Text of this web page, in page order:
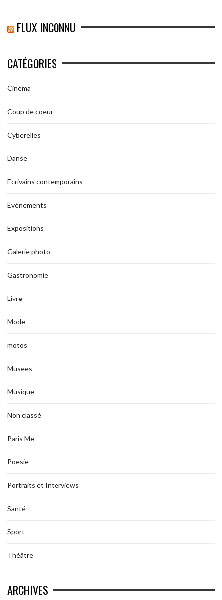
FLUX INCONNU
CATÉGORIES
Cinéma
Coup de coeur
Cyberelles
Danse
Ecrivains contemporains
Évènements
Expositions
Galerie photo
Gastronomie
Livre
Mode
motos
Musees
Musique
Non classé
Paris Me
Poesie
Portraits et Interviews
Santé
Sport
Théâtre
ARCHIVES